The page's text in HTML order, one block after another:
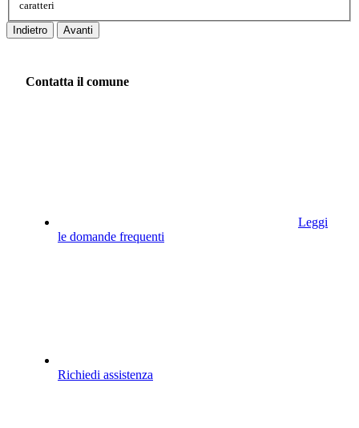
caratteri
Indietro Avanti
Contatta il comune
Leggi
le domande frequenti
Richiedi assistenza